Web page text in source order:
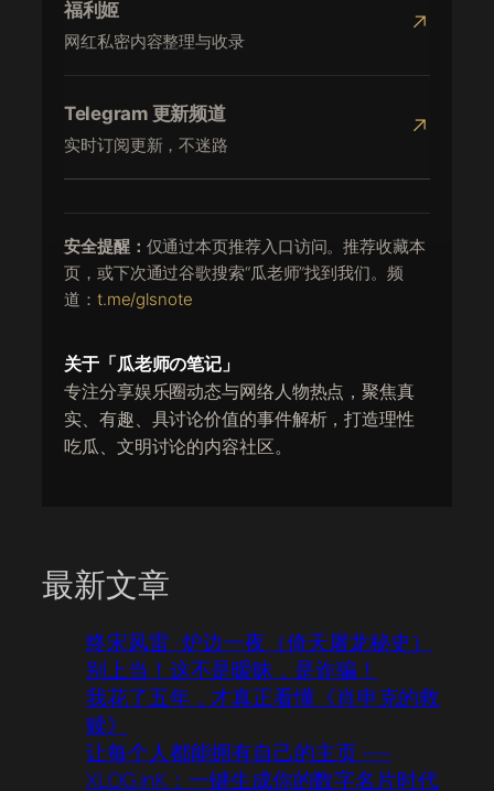
福利姬
网红私密内容整理与收录
↗
Telegram 更新频道
实时订阅更新，不迷路
↗
安全提醒： 仅通过本页推荐入口访问。推荐收藏本
页，或下次通过谷歌搜索“瓜老师”找到我们。频
道： t.me/glsnote
关于「瓜老师の笔记」
专注分享娱乐圈动态与网络人物热点，聚焦真
实、有趣、具讨论价值的事件解析，打造理性
吃瓜、文明讨论的内容社区。
最新文章
终宋风雷 · 炉边一夜（倚天屠龙秘史）
别上当！这不是暧昧，是诈骗！
我花了五年，才真正看懂《肖申克的救
赎》
让每个人都能拥有自己的主页 ——
XLOG.inK：一键生成你的数字名片时代